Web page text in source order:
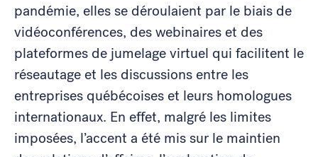
pandémie, elles se déroulaient par le biais de
vidéoconférences, des webinaires et des
plateformes de jumelage virtuel qui facilitent le
réseautage et les discussions entre les
entreprises québécoises et leurs homologues
internationaux. En effet, malgré les limites
imposées, l’accent a été mis sur le maintien